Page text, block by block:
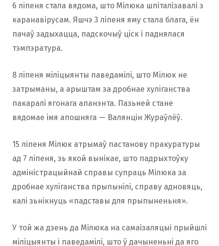
6 ліпеня стала вядома, што Мілюка шпіталізавалі з
каранавірусам. Яшчэ 3 ліпеня яму стала блага, ён
пачаў задыхацца, падскочыў ціск і паднялася
тэмпэратура.
8 ліпеня міліцыянты паведамілі, што Мілюк не
затрыманы, а арыштам за дробнае хуліганства
пакаралі ягонага апанэнта. Пазьней стане
вядомае імя апошняга — Валянцін Жураўлёў.
15 ліпеня Мілюк атрымаў пастанову пракуратуры
ад 7 ліпеня, зь якой вынікае, што падрыхтоўку
адміністрацыйнай справы супраць Мілюка за
дробнае хуліганства прыпынілі, справу адновяць,
калі зьнікнуць «падставы для прыпыненьня».
У той жа дзень да Мілюка на самаізаляцыі прыйшлі
міліцыянты і паведамілі, што ў дачыненьні да яго